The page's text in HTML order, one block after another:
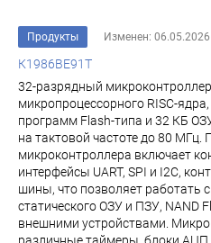
Продукты Изменен: 06.05.2026
К1986ВЕ91Т
32-разрядный
микропроцессорного RISC-
программ Flash-типа и 32 КБ
на тактовой частоте до 80 МГц.
микроконтроллера включает
интерфейсы UART, SPI и I2C,
шины, что позволяет работать
статического ОЗУ и ПЗУ, NAND
внешними устройствами.